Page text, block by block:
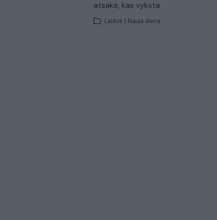
atsakė, kas vyksta
Laidos | Nauja diena